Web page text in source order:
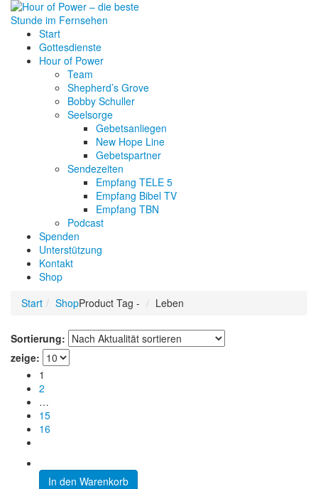
Start
Gottesdienste
Hour of Power
Team
Shepherd’s Grove
Bobby Schuller
Seelsorge
Gebetsanliegen
New Hope Line
Gebetspartner
Sendezeiten
Empfang TELE 5
Empfang Bibel TV
Empfang TBN
Podcast
Spenden
Unterstützung
Kontakt
Shop
Start
ShopProduct Tag - Leben
Sortierung:
zeige:
1
2
…
15
16
In den Warenkorb